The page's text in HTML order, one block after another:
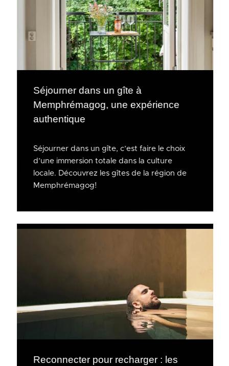
Séjourner dans un gîte à
Memphrémagog, une expérience
authentique
Séjourner dans un gîte, c’est faire le choix
d’une immersion totale dans la culture
locale. Découvrez les gîtes de la région de
Memphrémagog!
Reconnecter pour recharger : les